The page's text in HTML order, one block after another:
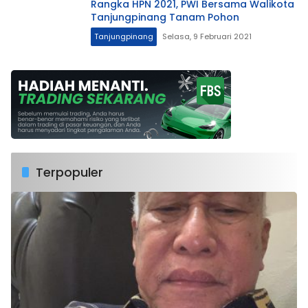
Rangka HPN 2021, PWI Bersama Walikota
Tanjungpinang Tanam Pohon
Tanjungpinang Selasa, 9 Februari 2021
Terpopuler